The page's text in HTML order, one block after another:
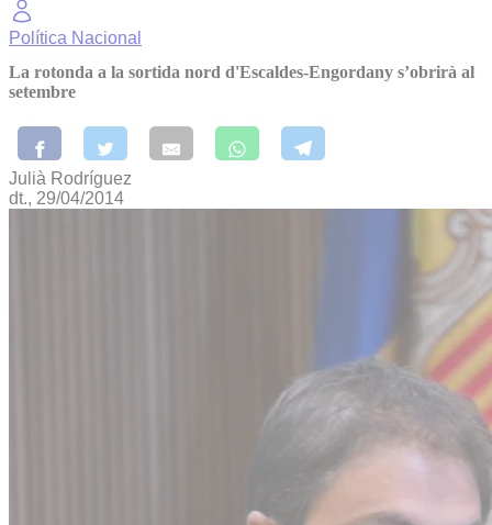
Política Nacional
La rotonda a la sortida nord d'Escaldes-Engordany s’obrirà al
setembre
Julià Rodríguez
dt., 29/04/2014